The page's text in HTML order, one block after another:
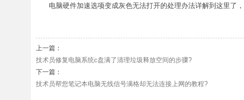
电脑硬件加速选项变成灰色无法打开的处理办法详解到这里了
上一篇：
技术员修复电脑系统c盘满了清理垃圾释放空间的步骤?
下一篇：
技术员帮您笔记本电脑无线信号满格却无法连接上网的教程?